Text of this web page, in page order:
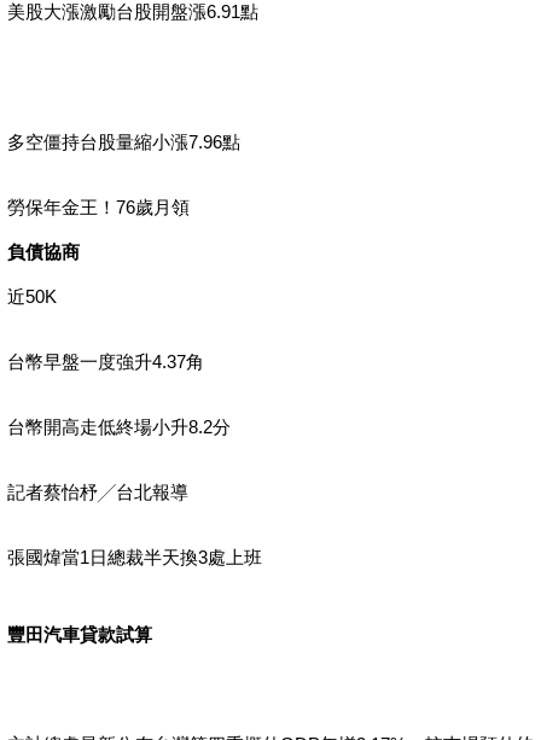
美股大漲激勵台股開盤漲6.91點
多空僵持台股量縮小漲7.96點
勞保年金王！76歲月領
負債協商
近50K
台幣早盤一度強升4.37角
台幣開高走低終場小升8.2分
記者蔡怡杼╱台北報導
張國煒當1日總裁半天換3處上班
豐田汽車貸款試算